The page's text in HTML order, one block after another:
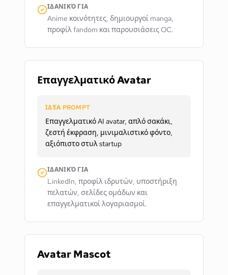
ΙΔΑΝΙΚΌ ΓΙΑ
Anime κοινότητες, δημιουργοί manga,
προφίλ fandom και παρουσιάσεις OC.
Επαγγελματικό Avatar
ΙΔΈΑ PROMPT
Επαγγελματικό AI avatar, απλό σακάκι,
ζεστή έκφραση, μινιμαλιστικό φόντο,
αξιόπιστο στυλ startup
ΙΔΑΝΙΚΌ ΓΙΑ
LinkedIn, προφίλ ιδρυτών, υποστήριξη
πελατών, σελίδες ομάδων και
επαγγελματικοί λογαριασμοί.
Avatar Mascot